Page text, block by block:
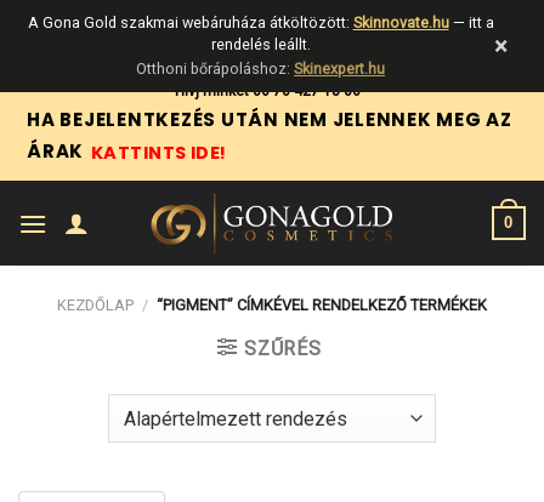
Skip
content
Hívj minket 06 70 427 18 06
HA BEJELENTKEZÉS UTÁN NEM JELENNEK MEG AZ
ÁRAK KATTINTS IDE!
0
KEZDŐLAP / “PIGMENT” CÍMKÉVEL RENDELKEZŐ TERMÉKEK
SZŰRÉS
A Gona Gold szakmai webáruháza átköltözött: Skinnovate.hu— itt a
rendelés leállt.
Otthoni bőrápoláshoz: Skinexpert.hu
×